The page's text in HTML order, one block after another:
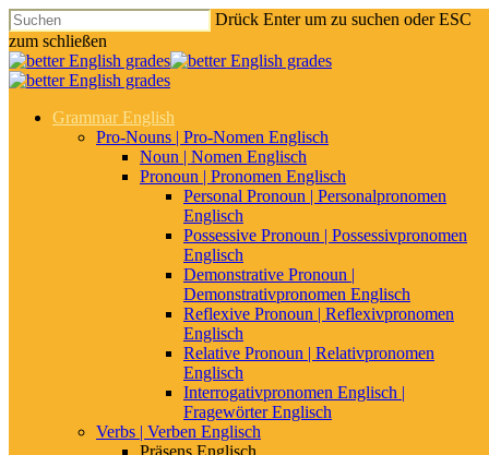
Drück Enter um zu suchen oder ESC
zum schließen
Grammar English
Pro-Nouns | Pro-Nomen Englisch
Noun | Nomen Englisch
Pronoun | Pronomen Englisch
Personal Pronoun | Personalpronomen
Englisch
Possessive Pronoun | Possessivpronomen
Englisch
Demonstrative Pronoun |
Demonstrativpronomen Englisch
Reflexive Pronoun | Reflexivpronomen
Englisch
Relative Pronoun | Relativpronomen
Englisch
Interrogativpronomen Englisch |
Fragewörter Englisch
Verbs | Verben Englisch
Präsens Englisch
Noun – Nomen Englisch